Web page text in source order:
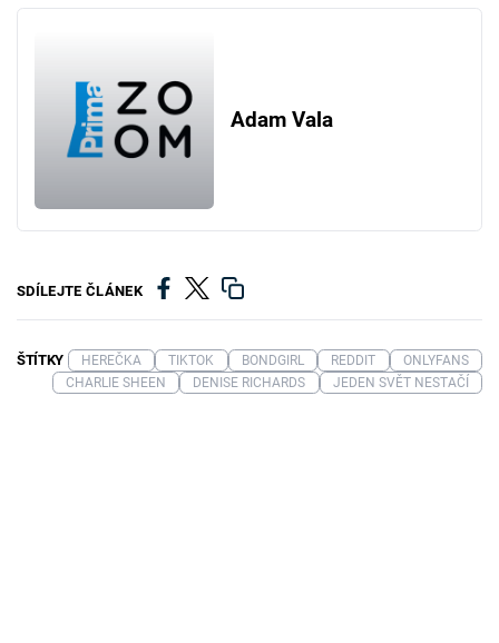
Adam Vala
SDÍLEJTE ČLÁNEK
ŠTÍTKY HEREČKA TIKTOK BONDGIRL REDDIT
ONLYFANS
CHARLIE SHEEN
DENISE RICHARDS JEDEN SVĚT NESTAČÍ